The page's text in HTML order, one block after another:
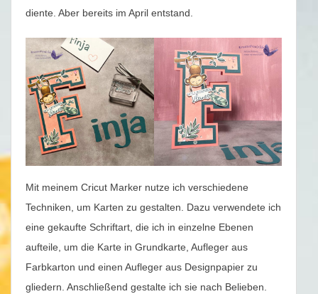
diente. Aber bereits im April entstand.
Mit meinem Cricut Marker nutze ich verschiedene
Techniken, um Karten zu gestalten. Dazu verwendete ich
eine gekaufte Schriftart, die ich in einzelne Ebenen
aufteile, um die Karte in Grundkarte, Aufleger aus
Farbkarton und einen Aufleger aus Designpapier zu
gliedern. Anschließend gestalte ich sie nach Belieben.